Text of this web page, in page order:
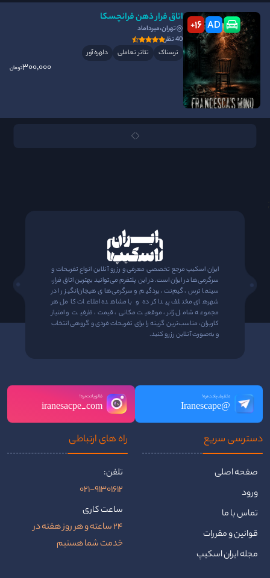
AD
16
+
اتاق فرار ذهن فرانچسکا
تهران،میرداماد
40 نظر
ترسناک
تئاتر تعاملی دلهره آور
300٬000تومان
ایران اسکیپ مرجع تخصصی معرفی و رزرو آنلاین انواع تفریحات و
سرگرمی‌ها در ایران است. در این پلتفرم می‌توانید بهترین اتاق فرار،
سینما ترس، گیم‌نت، بردگیم و سرگرمی‌های هیجان‌انگیز را در
شهرهای مختلف پیدا کرده و با مشاهده اطلاعات کامل هر
مجموعه شامل ژانر، موقعیت مکانی، قیمت، ظرفیت و امتیاز
کاربران، مناسب‌ترین گزینه را برای تفریحات فردی و گروهی انتخاب
و به‌صورت آنلاین رزرو کنید.
تخفیف یادت نره!
@Iranescape
فالو یادت نره!
iranesacpe_com
دسترسی سریع
صفحه اصلی
ورود
تماس با ما
قوانین و مقررات
مجله ایران اسکیپ
راه ‌های ارتباطی
تلفن:
021-91301612
ساعت کاری
24 ساعته و هر روز هفته در
خدمت شما هستیم